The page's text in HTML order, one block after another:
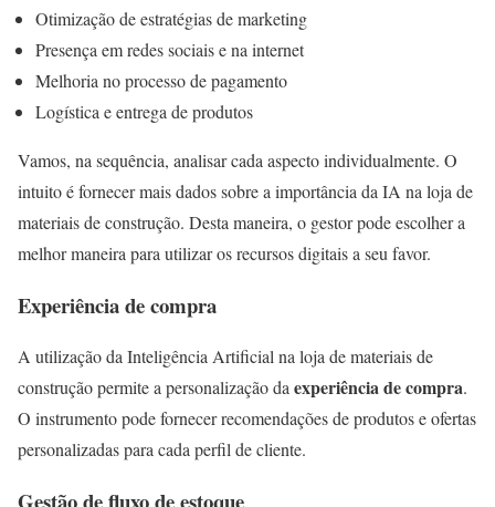
Otimização de estratégias de marketing
Presença em redes sociais e na internet
Melhoria no processo de pagamento
Logística e entrega de produtos
Vamos, na sequência, analisar cada aspecto individualmente. O
intuito é fornecer mais dados sobre a importância da IA na loja de
materiais de construção. Desta maneira, o gestor pode escolher a
melhor maneira para utilizar os recursos digitais a seu favor.
Experiência de compra
A utilização da Inteligência Artificial na loja de materiais de
construção permite a personalização daexperiência de compra.
O instrumento pode fornecer recomendações de produtos e ofertas
personalizadas para cada perfil de cliente.
Gestão de fluxo de estoque